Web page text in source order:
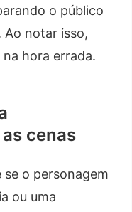
o público
Ao notar isso,
hora errada.
cenas
se o personagem
ou uma